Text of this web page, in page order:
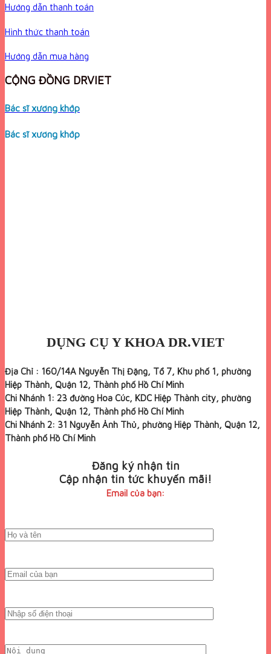
Hướng dẫn thanh toán
Hình thức thanh toán
Hướng dẫn mua hàng
CỘNG ĐỒNG DRVIET
Bác sĩ xương khớp
Bác sĩ xương khớp
DỤNG CỤ Y KHOA DR.VIET
Địa Chỉ : 160/14A Nguyễn Thị Đặng, Tổ 7, Khu phố 1, phường
Hiệp Thành, Quận 12, Thành phố Hồ Chí Minh
Chi Nhánh 1: 23 đường Hoa Cúc, KDC Hiệp Thành city, phường
Hiệp Thành, Quận 12, Thành phố Hồ Chí Minh
Chi Nhánh 2: 31 Nguyễn Ảnh Thủ, phường Hiệp Thành, Quận 12,
Thành phố Hồ Chí Minh
Đăng ký nhận tin
Cập nhận tin tức khuyến mãi!
Email của bạn: